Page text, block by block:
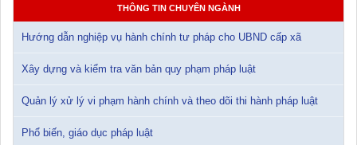
Tài liệu Hội nghị triển khai công tác tư pháp năm 2026
pháp luật thuế thu nhập cá nhân
THÔNG TIN CHUYÊN NGÀNH
Hướng dẫn nghiệp vụ hành chính tư pháp cho UBND cấp xã
Xây dựng và kiểm tra văn bản quy phạm pháp luật
Quản lý xử lý vi phạm hành chính và theo dõi thi hành pháp luật
Phổ biến, giáo dục pháp luật